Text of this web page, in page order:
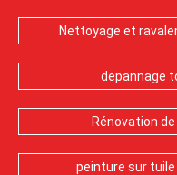
Nettoyage et
depannage
Rénovation
peinture sur